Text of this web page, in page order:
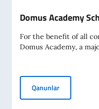
Domus Academy
For the benefit of all
Domus Academy, a
QanunlarDomus